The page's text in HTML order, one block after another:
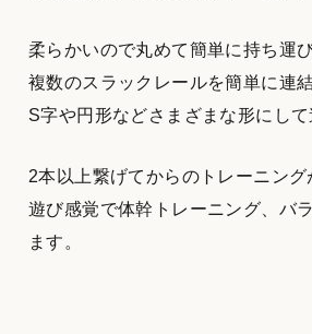
柔らかいので丸めて簡単に持ち運
複数のスラックレールを簡単に連
S字や円形などさまざまな形にして
2本以上繋げてからのトレーニング
遊び感覚で体幹トレーニング、バ
ます。